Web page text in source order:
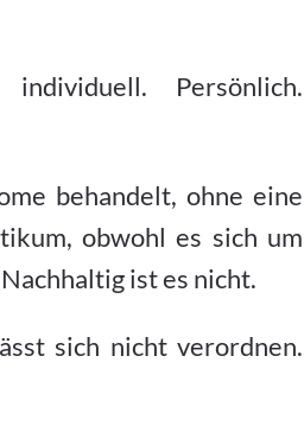
Persönlich.
behandelt, ohne eine
obwohl es sich um
ist es nicht.
sich nicht verordnen.